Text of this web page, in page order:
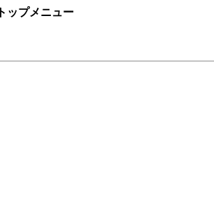
トップメニュー